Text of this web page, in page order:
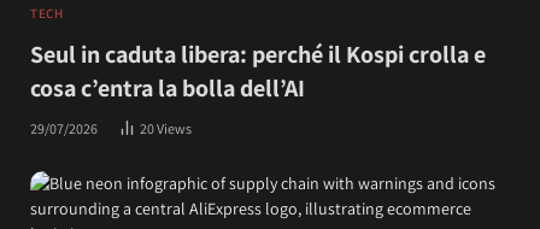
TECH
Seul in caduta libera: perché il Kospi crolla e
cosa c’entra la bolla dell’AI
29/07/2026 20Views